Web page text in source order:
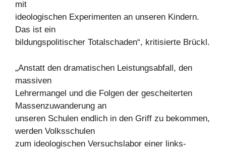
mit
ideologischen Experimenten an unseren Kindern.
Das ist ein
bildungspolitischer Totalschaden“, kritisierte Brückl.
„Anstatt den dramatischen Leistungsabfall, den
massiven
Lehrermangel und die Folgen der gescheiterten
Massenzuwanderung an
unseren Schulen endlich in den Griff zu bekommen,
werden Volksschulen
zum ideologischen Versuchslabor einer links-